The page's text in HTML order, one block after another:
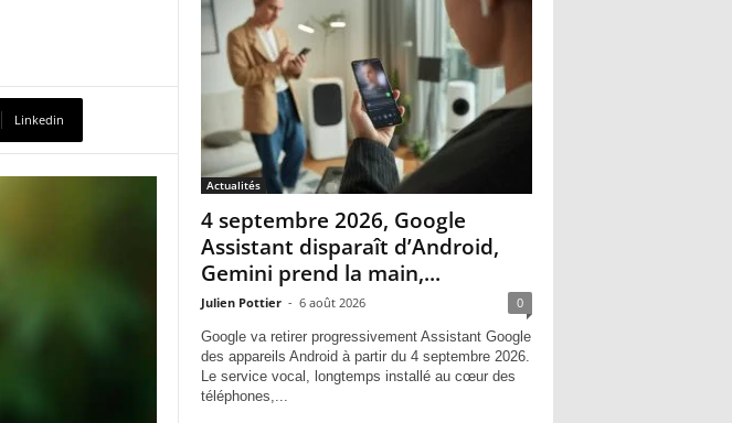
Linkedin
Actualités
4 septembre 2026, Google
Assistant disparaît d’Android,
Gemini prend la main,...
Julien Pottier - 6 août 2026 0
Google va retirer progressivement Assistant Google
des appareils Android à partir du 4 septembre 2026.
Le service vocal, longtemps installé au cœur des
téléphones,...